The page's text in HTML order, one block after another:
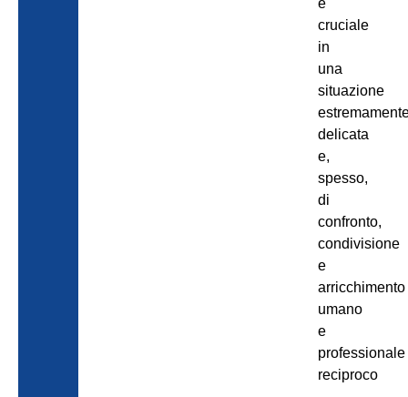
è
cruciale
in
una
situazione
delicata
e,
spesso,
di
confronto,
condivisione
e
arricchimento
umano
e
professionale
reciproco